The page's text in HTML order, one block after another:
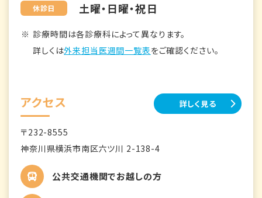
休診日 土曜・日曜・祝日
診療時間は各診療科によって異なります。
詳しくは外来担当医週間一覧表をご確認ください。
アクセス 詳しく見る
〒232-8555
神奈川県横浜市南区六ツ川 2-138-4
公共交通機関でお越しの方